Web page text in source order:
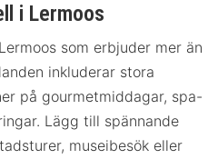
i Lermoos
som erbjuder mer än
inkluderar stora
på gourmetmiddagar, spa-
Lägg till spännande
museibesök eller